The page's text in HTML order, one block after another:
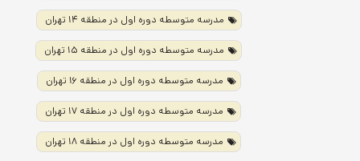
مدرسه متوسطه دوره اول در منطقه ۱۴ تهران
مدرسه متوسطه دوره اول در منطقه ۱۵ تهران
مدرسه متوسطه دوره اول در منطقه ۱۶ تهران
مدرسه متوسطه دوره اول در منطقه ۱۷ تهران
مدرسه متوسطه دوره اول در منطقه ۱۸ تهران